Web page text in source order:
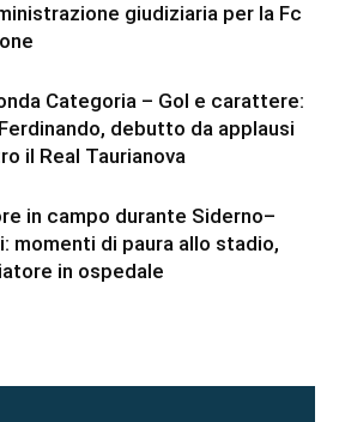
giudiziaria per la Fc
Categoria – Gol e carattere:
debutto da applausi
il Real Taurianova
in campo durante Siderno–
momenti di paura allo stadio,
in ospedale